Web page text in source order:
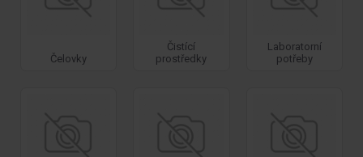
Čelovky
Čistící
prostředky
Laboratorní
potřeby